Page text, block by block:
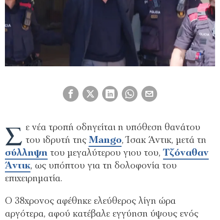
Σ ε νέα τροπή οδηγείται η υπόθεση θανάτου
του ιδρυτή της Mango, Ίσακ Άντικ, μετά τη
σύλληψη του μεγαλύτερου γιου του, Τζόναθαν
Άντικ, ως υπόπτου για τη δολοφονία του
επιχειρηματία.
Ο 38χρονος αφέθηκε ελεύθερος λίγη ώρα
αργότερα, αφού κατέβαλε εγγύηση ύψους ενός